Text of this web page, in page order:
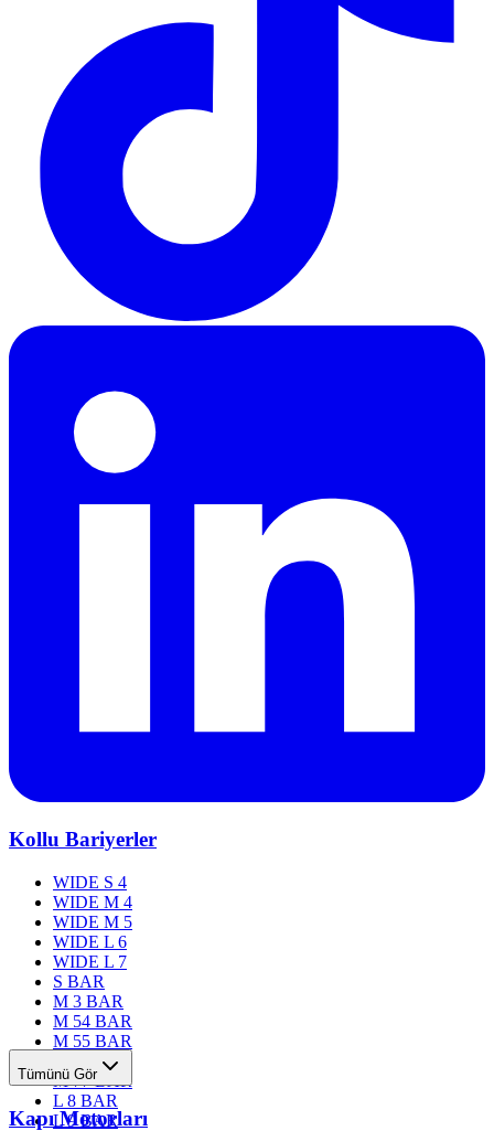
Kollu Bariyerler
WIDE S 4
WIDE M 4
WIDE M 5
WIDE L 6
WIDE L 7
S BAR
M 3 BAR
M 54 BAR
M 55 BAR
M 76 BAR
M 77 BAR
L 8 BAR
L 9 BAR
Tümünü Gör
Kapı Motorları